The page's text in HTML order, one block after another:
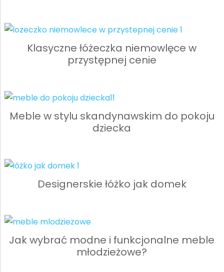
Klasyczne łóżeczka niemowlęce w
przystępnej cenie
Meble w stylu skandynawskim do pokoju
dziecka
Designerskie łóżko jak domek
Jak wybrać modne i funkcjonalne meble
młodzieżowe?